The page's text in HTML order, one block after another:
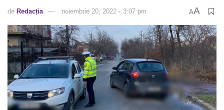
de Redacția noiembrie 20, 2022 ◦ 3:07 pm AA